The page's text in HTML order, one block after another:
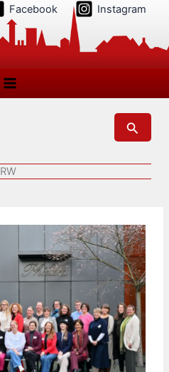
Facebook Instagram
Suchen